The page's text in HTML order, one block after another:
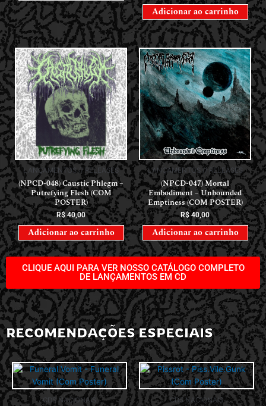
Adicionar ao carrinho
LANÇAMENTOS // RELEASES
(NPCD-048) Caustic Phlegm –
Putrefying Flesh (COM
POSTER)
R$ 40,00
Adicionar ao carrinho
LANÇAMENTOS // RELEASES
(NPCD-047) Mortal
Embodiment – Unbounded
Emptiness (COM POSTER)
R$40,00
Adicionar ao carrinho
CLIQUE AQUI PARA VER NOSSO CATÁLOGO COMPLETO
DE LANÇAMENTOS EM CD
RECOMENDAÇÕES ESPECIAIS
CDS NACIONAIS CDS NACIONAIS